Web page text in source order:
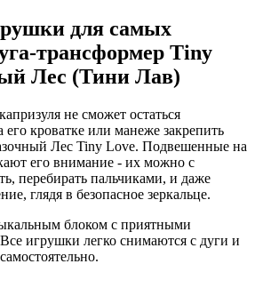
для самых
трансформер Tiny
Лес (Тини Лав)
не сможет остаться
кроватке или манеже закрепить
Лес Tiny Love. Подвешенные на
его внимание - их можно с
перебирать пальчиками, и даже
глядя в безопасное зеркальце.
блоком с приятными
игрушки легко снимаются с дуги и